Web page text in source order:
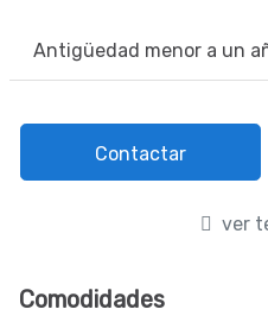
Antigüedad menor a un
Contactar
ver
Comodidades